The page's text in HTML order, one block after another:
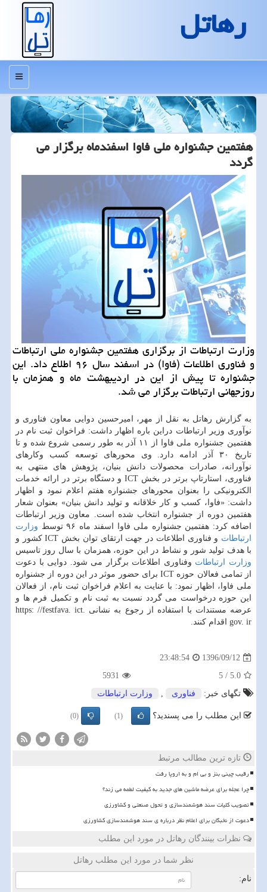
رهاتل
منو
هفتمین جشنواره ملی فاوا اسفندماه برگزار می
گردد
وزارت ارتباطات از برگزاری هفتمین جشنواره ملی ارتباطات
و فناوری اطلاعات (فاوا) در اسفند سال ۹۶ اطلاع داد. این
جشنواره تا پیش از این در اردیبهشت ماه و همزمان با
روزجهانی ارتباطات برگزار می شد.
به گزارش رهاتل به نقل از مهر، امیرحسین دوایی معاون فناوری و
نوآوری وزیر ارتباطات دراین باره اظهار داشت: فراخوان ثبت نام در
هفتمین جشنواره ملی فاوا از ۱۱ آذر به طور رسمی شروع شده و تا
تاریخ ۳۰ آذر ادامه دارد. وی محورهای توسعه كسب وكارهای
نوآورانه، صادرات محصولات دانش بنیان، پژوهش های منتهی به
فناوری، استارتاپ برتر در بخش ICT و دستگاه برتر در ارائه خدمات
الكترونیكی را بعنوان محورهای جشنواره هفتم اعلام نمود و اظهار
داشت: «فاوا، كسب و كار خلاقانه و تولید دانش بنیان» بعنوان شعار
هفتمین دوره از جشنواره انتخاب شده است. معاون وزیر ارتباطات
اضافه كرد: هفتمین جشنواره ملی فاوا اسفند ماه ۹۶ توسط
وزارت
ارتباطات
و فناوری اطلاعات در جهت ارتقای توان بخش ICT كشور و
با هدف تولید شور و نشاط در این حوزه، همزمان با سال روز تاسیس
وزارت ارتباطات وفناوری اطلاعات برگزار می شود. دوایی با دعوت
از تمامی فعالان حوزه ICT برای حضور موثر در این دوره از جشنواره
ملی فاوا، اظهار نمود: با عنایت به اعلام فراخوان ثبت نام، از فعالان
این حوزه درخواست می گردد نسبت به ثبت نام و تكمیل فرم ها و
عرضه مستندات با استفاده از رجوع به نشانی https: //festfava. ict.
gov. ir اقدام كنند.
1396/09/12
23:48:54
5.0
/
5
5931
تگهای خبر:
فناوری , وزارت ارتباطات
این مطلب را می پسندید؟ (1)
(0)
تازه ترین مطالب مرتبط
رقیب چینی بنز و بی ام و به اروپا رفت
چرا عجله برای عرضه ماشین های جدید به کیفیت لطمه می زند؟
تصویب کلیات سند هوشمندسازی و تحول صنعتی و کشاورزی
دعوت از نخبگان برای اعلام نظر درباره ی سند هوشمندسازی کشاورزی
نظرات بینندگان رهاتل در مورد این مطلب
نظر شما در مورد این مطلب رهاتل
نام: